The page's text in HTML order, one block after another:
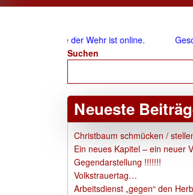
Geschichte der Wehr ist online.
Suchen
Neueste
Christbaum schmücken /
Ein neues Kapitel – ein neuer
Gegendarstellung !!!!!!!
Volkstrauertag…
Arbeitsdienst „gegen“ den